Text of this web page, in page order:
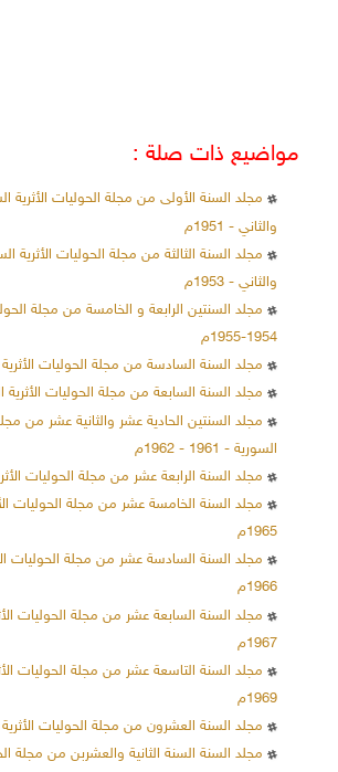
مواضيع ذات صلة :
مجلد السنة الأولى من مجلة الحوليات الأثرية
والثاني - 1951م
مجلد السنة الثالثة من مجلة الحوليات الأثرية
والثاني - 1953م
مجلد السنتين الرابعة و الخامسة من مجلة
1954-1955م
مجلد السنة السادسة من مجلة الحوليات الأثرية
مجلد السنة السابعة من مجلة الحوليات الأثرية
مجلد السنتين الحادية عشر والثانية عشر من مجلة
السورية - 1961 - 1962م
مجلد السنة الرابعة عشر من مجلة الحوليات الأثرية
مجلد السنة الخامسة عشر من مجلة الحوليات
1965م
مجلد السنة السادسة عشر من مجلة الحوليات
1966م
مجلد السنة السابعة عشر من مجلة الحوليات
1967م
مجلد السنة التاسعة عشر من مجلة الحوليات
1969م
مجلد السنة العشرون من مجلة الحوليات الأثرية
مجلد السنة السنة الثانية والعشربن من مجلة